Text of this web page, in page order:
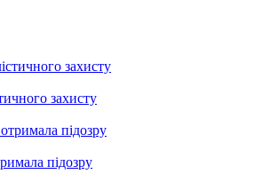
захисту
підозру